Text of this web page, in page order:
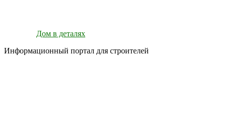
Дом в деталях
Информационный портал для строителей